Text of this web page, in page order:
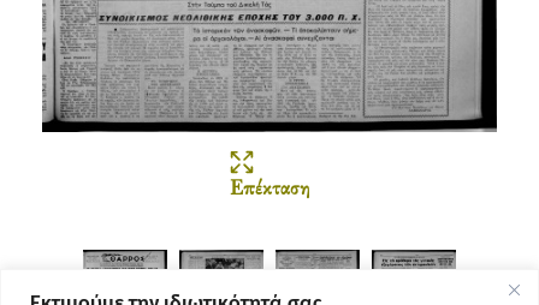
Επέκταση